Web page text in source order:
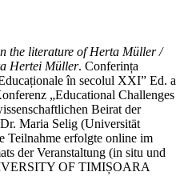
the literature of Herta Müller /
Hertei Müller. Conferința
în secolul XXI” Ed. a
„Educational Challenges
Beirat der
Maria Selig (Universität
Teilnahme erfolgte online im
der Veranstaltung (in situ und
OF TIMIȘOARA